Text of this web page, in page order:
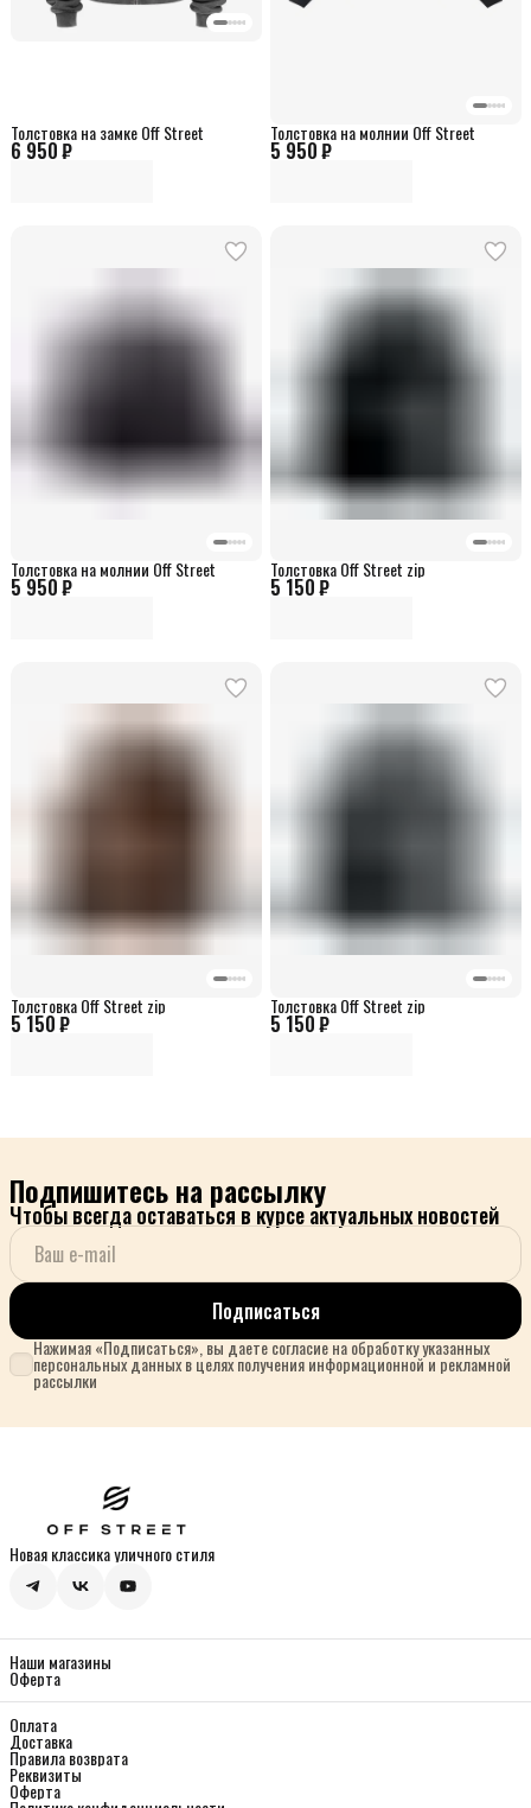
6 950 ₽
Толстовка на замке Off Street
5 950 ₽
Толстовка на молнии Off Street
5 950 ₽
Толстовка на молнии Off Street
5 150 ₽
Толстовка Off Street zip
5 150 ₽
Толстовка Off Street zip
5 150 ₽
Толстовка Off Street zip
Подпишитесь на рассылку
Чтобы всегда оставаться в курсе актуальных новостей
Подписаться
Нажимая «Подписаться», вы даете согласие на обработку указанных
персональных данных в целях получения информационной и рекламной
рассылки
Новая классика уличного стиля
Наши магазины
Оферта
Оплата
Доставка
Правила возврата
Реквизиты
Оферта